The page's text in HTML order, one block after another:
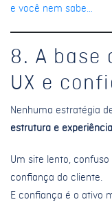
e você nem sabe…
8. A base
UX e
Nenhuma estratégia
estrutura e
Um site lento,
confiança do cliente.
E confiança é o ativo